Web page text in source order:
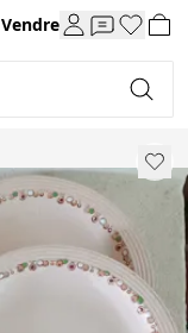
Vendre